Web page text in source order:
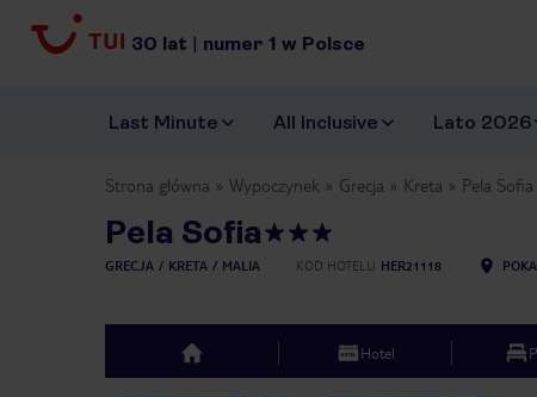
30 lat | numer 1 w Polsce
Last Minute All Inclusive Lato 2026
Strona główna Wypoczynek Grecja Kreta Pela Sofia
Pela Sofia
GRECJA KRETA MALIA KOD HOTELU HER21118
top Hotel